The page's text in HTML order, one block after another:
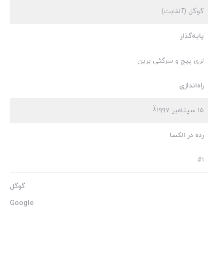
گوگل
Google
گوگل (آلفابت)
پایه‌گذار
لری پیج و سرگئی برین
راه‌اندازی
۱۵ سپتامبر ۱۹۹۷ [۱]
رده در الکسا
#۱